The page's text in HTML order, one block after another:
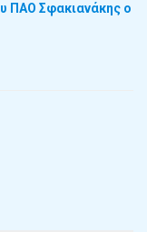
ΠΑΟ Σφακιανάκης ο